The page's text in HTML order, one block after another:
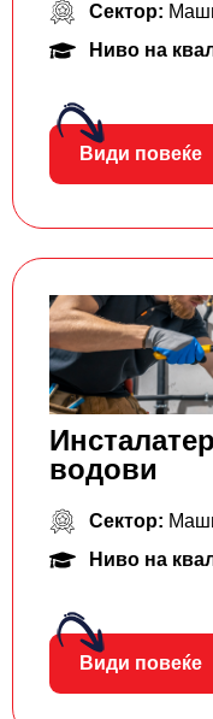
Сектор:
Ниво на
Види повеќе
водови
Сектор:
Ниво на
Види повеќе